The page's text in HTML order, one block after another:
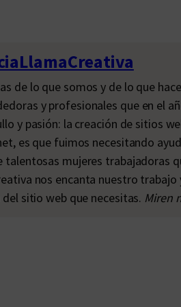
de lo que somos y de lo que
y profesionales que en el
y pasión: la creación de sitios
es que fuimos necesitando
talentosas mujeres trabajadoras
nos encanta nuestro
del sitio web que necesitas. Miren